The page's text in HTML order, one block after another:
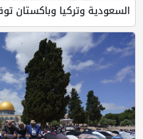
السعودية وتركيا وباكستان